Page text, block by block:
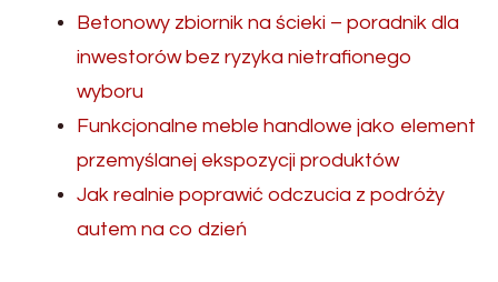
Betonowy zbiornik na ścieki – poradnik dla
inwestorów bez ryzyka nietrafionego
wyboru
Funkcjonalne meble handlowe jako element
przemyślanej ekspozycji produktów
Jak realnie poprawić odczucia z podróży
autem na co dzień